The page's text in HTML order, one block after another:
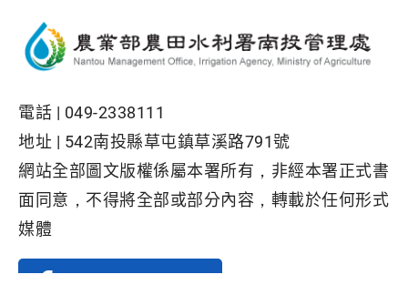
電話 | 049-2338111
地址 | 542南投縣草屯鎮草溪路791號
網站全部圖文版權係屬本署所有，非經本署正式書
面同意，不得將全部或部分內容，轉載於任何形式
媒體